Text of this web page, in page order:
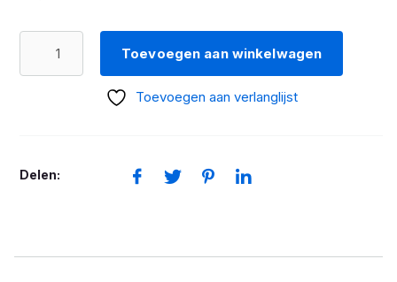
Toevoegen aan winkelwagen
Toevoegen aan verlanglijst
Delen: